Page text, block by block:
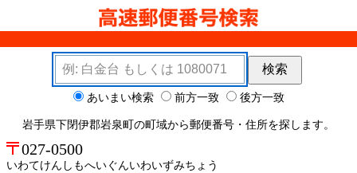
検索キーワード
検索
検索オプション あいまい検索 前方一致 後方一致
岩手県下閉伊郡岩泉町の町域から郵便番号・住所を探します。
027-0500
いわてけんしもへいぐんいわいずみちょう